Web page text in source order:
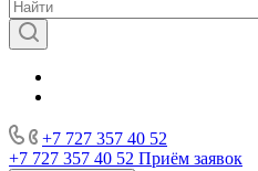
+7 727 357 40 52
+7 727 357 40 52 Приём заявок